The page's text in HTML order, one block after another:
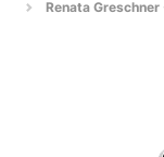
Renata